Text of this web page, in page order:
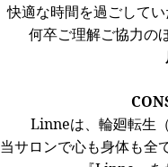
快適な時間を過ごして
何卒ご理解ご協力の
Linneは、輪廻転生
サロンで心も身体も全